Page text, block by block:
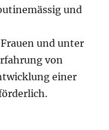
und
und unter
von
einer